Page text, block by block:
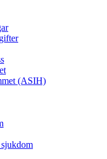
(ASIH)